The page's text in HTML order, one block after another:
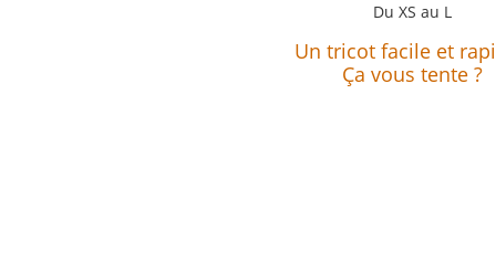
Du XS au L
Un tricot facile et
Ça vous tente ?